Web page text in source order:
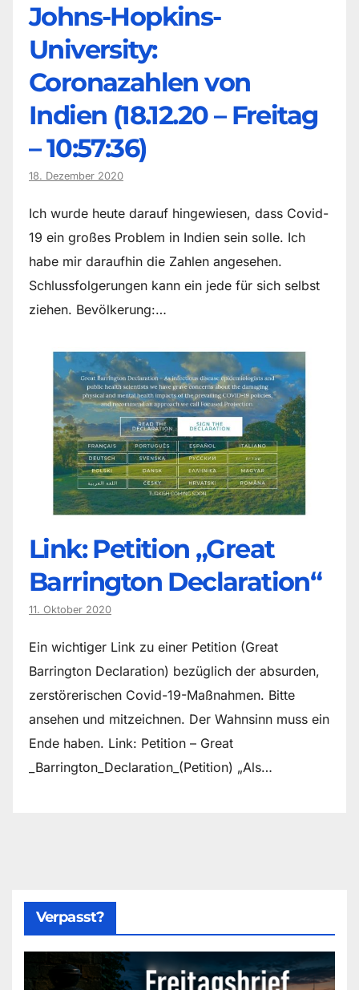
Johns-Hopkins-
University:
Coronazahlen von
Indien (18.12.20 – Freitag
– 10:57:36)
18. Dezember 2020
Ich wurde heute darauf hingewiesen, dass Covid-
19 ein großes Problem in Indien sein solle. Ich
habe mir daraufhin die Zahlen angesehen.
Schlussfolgerungen kann ein jede für sich selbst
ziehen. Bevölkerung:…
Link: Petition „Great
Barrington Declaration“
11. Oktober 2020
Ein wichtiger Link zu einer Petition (Great
Barrington Declaration) bezüglich der absurden,
zerstörerischen Covid-19-Maßnahmen. Bitte
ansehen und mitzeichnen. Der Wahnsinn muss ein
Ende haben. Link: Petition – Great
_Barrington_Declaration_(Petition) „Als…
Verpasst?